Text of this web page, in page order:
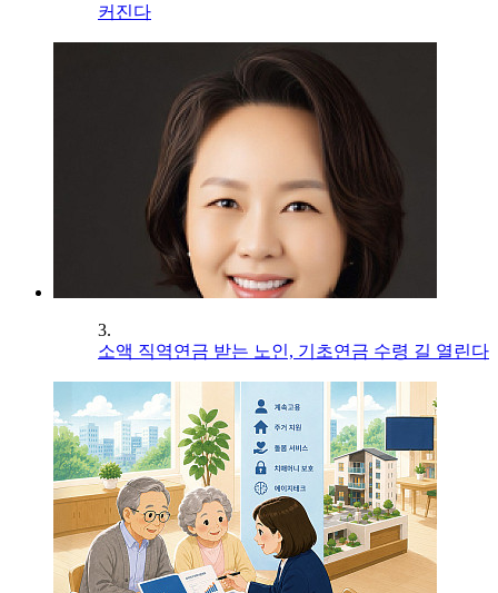
커진다
3.
소액 직역연금 받는 노인, 기초연금 수령 길 열린다